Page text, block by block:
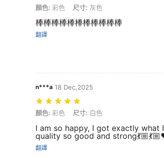
顏色: 彩色, 尺寸: 灰色
顏色: 彩色 尺寸: 灰色
棒棒棒棒棒棒棒棒棒棒棒
翻譯
n***a 18 Dec,2025
顏色: 彩色, 尺寸: 白色
顏色: 彩色 尺寸: 白色
I am so happy, I got exactly what I
quality so good and
翻譯